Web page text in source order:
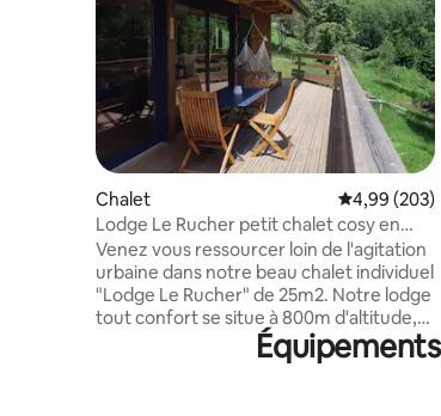
Chalet Évaluation
4,99 (203)
Lodge Le Rucher petit chalet cosy en
pleine nature
Venez vous ressourcer loin de l'agitation
urbaine dans notre beau chalet individuel
"Lodge Le Rucher" de 25m2. Notre lodge
tout confort se situe à 800m d'altitude,
en pleine nature. Une expérience unique
, pendant laquelle vous vous laisserez